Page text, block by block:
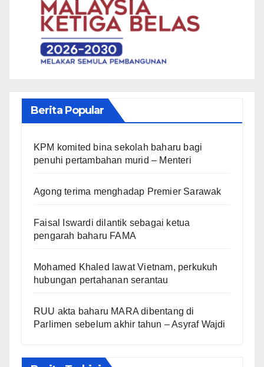
Berita Popular
KPM komited bina sekolah baharu bagi
penuhi pertambahan murid – Menteri
Agong terima menghadap Premier Sarawak
Faisal Iswardi dilantik sebagai ketua
pengarah baharu FAMA
Mohamed Khaled lawat Vietnam, perkukuh
hubungan pertahanan serantau
RUU akta baharu MARA dibentang di
Parlimen sebelum akhir tahun – Asyraf Wajdi